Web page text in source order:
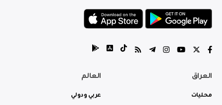
العراق
محليات
العالم
عربي ودولي